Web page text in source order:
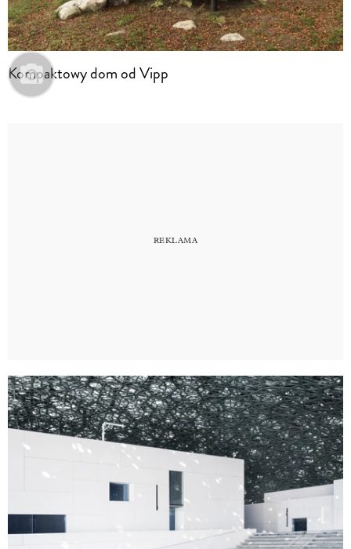
Kompaktowy dom od Vipp